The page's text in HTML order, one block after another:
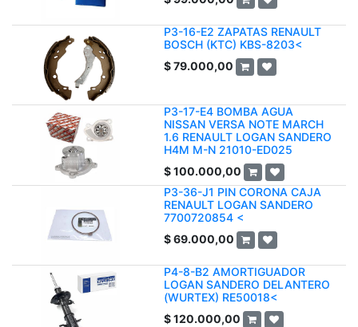
P3-16-E2 ZAPATAS RENAULT
BOSCH (KTC) KBS-8203<
$79.000,00
P3-17-E4 BOMBA AGUA
NISSAN VERSA NOTE MARCH
1.6 RENAULT LOGAN SANDERO
H4M M-N 21010-ED025
$100.000,00
P3-36-J1 PIN CORONA CAJA
RENAULT LOGAN SANDERO
7700720854 <
$69.000,00
P4-8-B2 AMORTIGUADOR
LOGAN SANDERO DELANTERO
(WURTEX) RE50018<
$120.000,00